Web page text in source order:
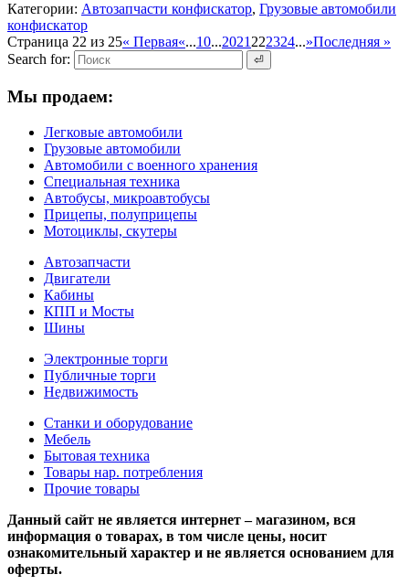
Категории: Автозапчасти конфискатор, Грузовые автомобили
конфискатор
Страница 22 из 25« Первая«...10...2021222324...»Последняя »
Search for:
Мы продаем:
Легковые автомобили
Грузовые автомобили
Автомобили с военного хранения
Специальная техника
Автобусы, микроавтобусы
Прицепы, полуприцепы
Мотоциклы, скутеры
Автозапчасти
Двигатели
Кабины
КПП и Мосты
Шины
Электронные торги
Публичные торги
Недвижимость
Станки и оборудование
Мебель
Бытовая техника
Товары нар. потребления
Прочие товары
Данный сайт не является интернет – магазином, вся
информация о товарах, в том числе цены, носит
ознакомительный характер и не является основанием для
оферты.